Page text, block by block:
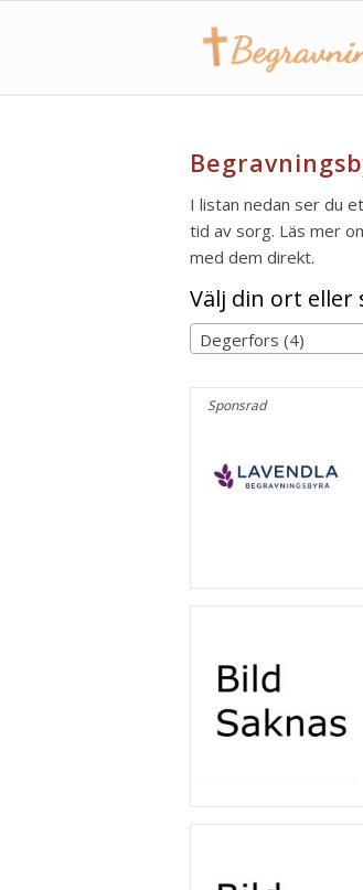
I listan nedan ser du
tid av sorg. Läs mer
med dem direkt.
Välj din ort eller
Degerfors (4)
Sponsrad